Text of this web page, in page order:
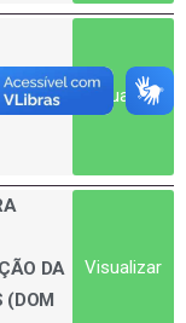
Visualizar
DA
(DOM
Visualizar